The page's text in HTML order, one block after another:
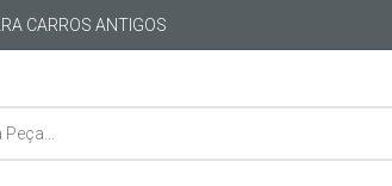
CARROS ANTIGOS